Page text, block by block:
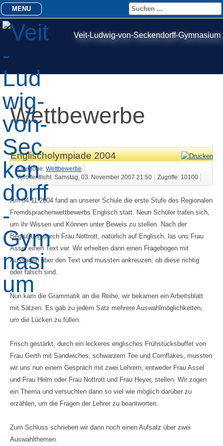
Veit-Ludwig-von-Seckendorff-Gymnasium
MENU
Wettbewerbe
Englischolympiade 2004
Kategorie: Wettbewerbe
Veröffentlicht: Samstag, 03. November 2007 21:50
Zugriffe: 10100
Am 04.11.2004 fand an unserer Schule die erste Stufe des Regionalen
Fremdsprachenwettbewerbs Englisch statt. Neun Schüler trafen sich,
um ihr Wissen und Können unter Beweis zu stellen. Nach der
Begrüßung durch Frau Nottrott, natürlich auf Englisch, las uns Frau
Assel einen Text vor. Wir erhielten dann einen Fragebogen mit
Aussagen über den Text und mussten ankreuzen, ob diese richtig
oder falsch sind.
Nun kam die Grammatik an die Reihe, wir bekamen ein Arbeitsblatt
mit Sätzen. Es gab zu jedem Satz mehrere Auswahlmöglichkeiten,
um die Lücken zu füllen.
Frisch gestärkt, durch ein leckeres englisches Frühstücksbuffet von
Frau Gerth mit Sandwiches, schwarzem Tee und Cornflakes, mussten
wir uns nun einem Gespräch mit zwei Lehrern, entweder Frau Assel
und Frau Helm oder Frau Nottrott und Frau Heyer, stellen. Wir zogen
ein Thema und versuchten dann so viel wie möglich darüber zu
erzählen, um die Fragen der Lehrer zu beantworten.
Zum Schluss schrieben wir dann noch einen Aufsatz über zwei
Auswahlthemen.